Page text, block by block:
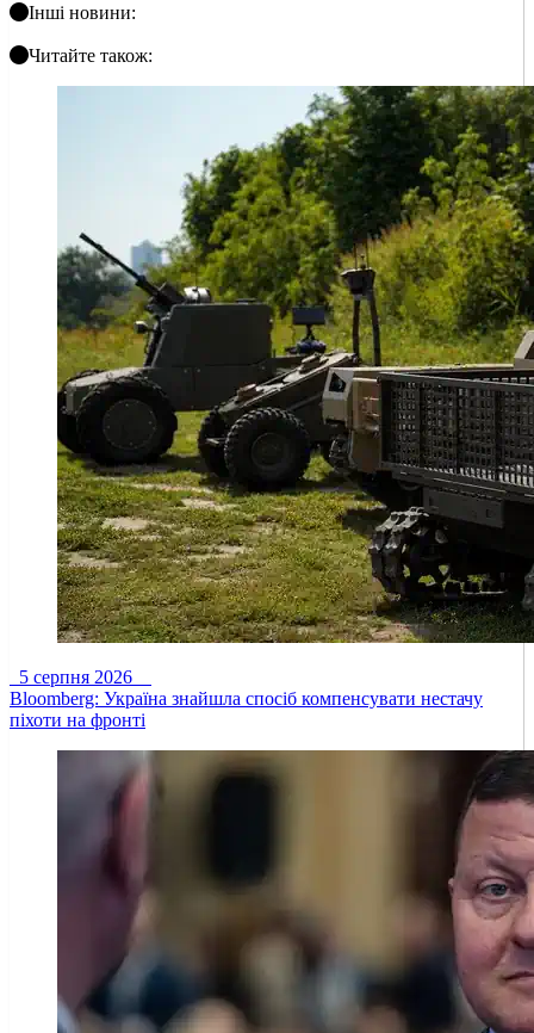
Інші новини:
Читайте також:
5 серпня 2026
Bloomberg: Україна знайшла спосіб компенсувати нестачу
піхоти на фронті